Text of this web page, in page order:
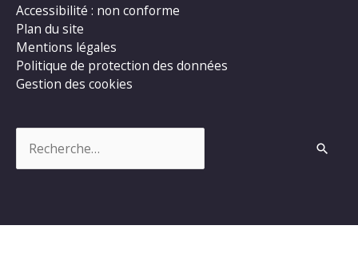
Accessibilité : non conforme
Plan du site
Mentions légales
Politique de protection des données
Gestion des cookies